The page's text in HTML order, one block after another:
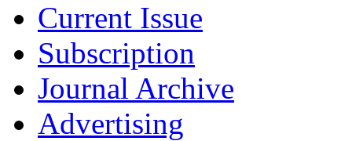
Current Issue
Subscription
Journal Archive
Advertising